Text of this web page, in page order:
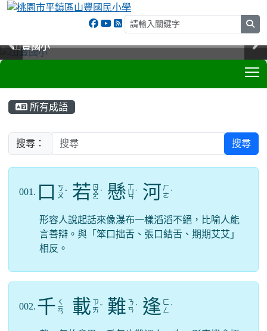
山豐國小
山豐國小
山豐國小
山豐國小
所有成語
搜尋： 搜尋
001. 口
ㄎ
ㄡ ˇ 若 ㄖ
ㄨ
ㄛ
ˋ 懸 ㄩ
ㄢ
ˊ 河 ㄏ
ㄜ ˊ
形容人說起話來像瀑布一樣滔滔不絕，比喻人能
言善辯。與「笨口拙舌、張口結舌、期期艾艾」
相反。
002. 千 ㄑ
ㄧ
ㄢ 載
ㄗ
ㄞ ˇ 難 ㄋ
ㄢ ˊ 逢 ㄈ
ㄥ
ˊ